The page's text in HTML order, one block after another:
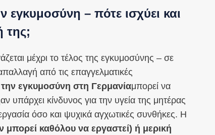
– πότε ισχύει και
της;
μέχρι το τέλος της εγκυμοσύνης – σε
από τις επαγγελματικές
εγκυμοσύνη στη Γερμανίαμπορεί να
αν υπάρχει κίνδυνος για την υγεία της μητέρας
όσο και ψυχικά αγχωτικές συνθήκες. Η
μπορεί καθόλου να εργαστεί) ή μερική